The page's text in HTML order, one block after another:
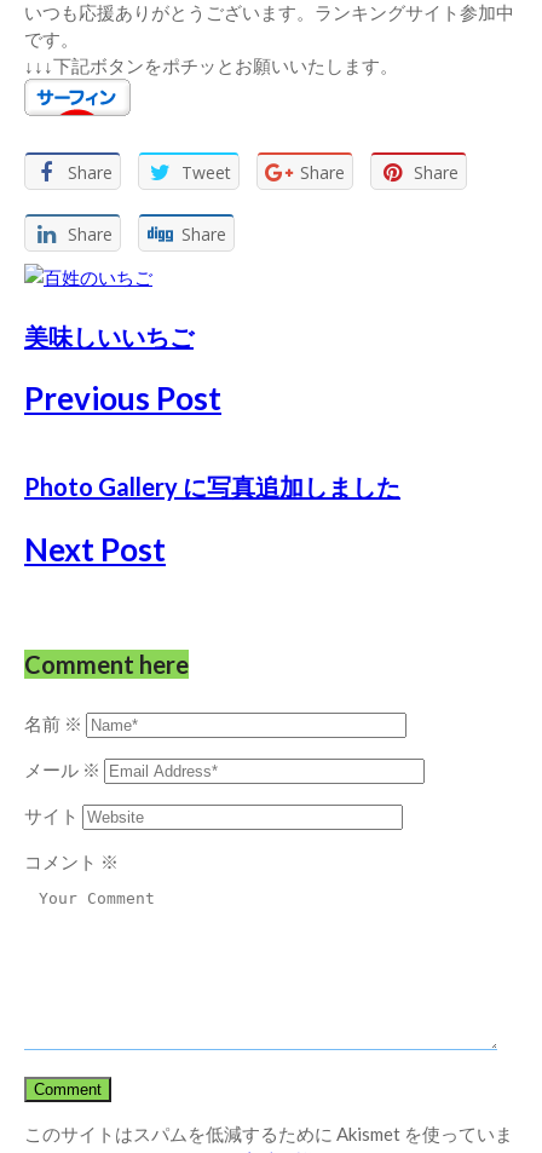
いつも応援ありがとうございます。ランキングサイト参加中
です。
↓↓↓下記ボタンをポチッとお願いいたします。
Share Tweet Share Share
Share Share
美味しいいちご
Previous Post
Photo Gallery に写真追加しました
Next Post
Comment here
名前 ※
メール ※
サイト
コメント ※
このサイトはスパムを低減するために Akismet を使っていま